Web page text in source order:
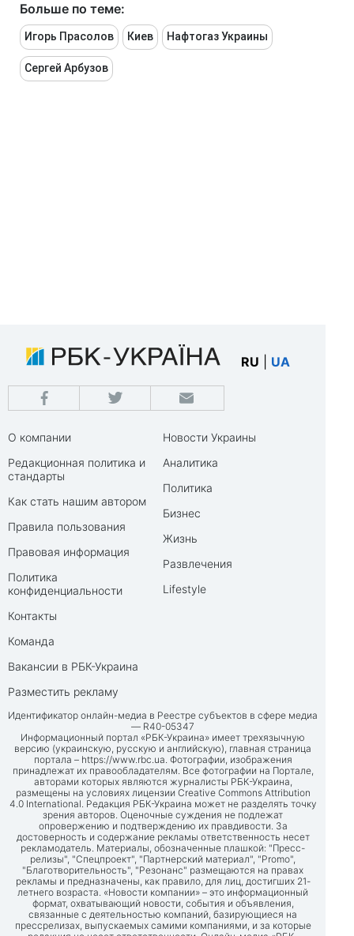
Больше по теме:
Игорь Прасолов Киев Нафтогаз Украины
Сергей Арбузов
RU UA
О компании
Редакционная политика и
стандарты
Как стать нашим автором
Правила пользования
Правовая информация
Политика
конфиденциальности
Контакты
Команда
Вакансии в РБК-Украина
Разместить рекламу
Новости Украины
Аналитика
Политика
Бизнес
Жизнь
Развлечения
Lifestyle
Идентификатор онлайн-медиа в Реестре субъектов в сфере медиа
— R40-05347
Информационный портал «РБК-Украина» имеет трехязычную
версию (украинскую, русскую и английскую), главная страница
портала – https://www.rbc.ua. Фотографии, изображения
принадлежат их правообладателям. Все фотографии на Портале,
авторами которых являются журналисты РБК-Украина,
размещены на условиях лицензии Creative Commons Attribution
4.0 International. Редакция РБК-Украина может не разделять точку
зрения авторов. Оценочные суждения не подлежат
опровержению и подтверждению их правдивости. За
достоверность и содержание рекламы ответственность несет
рекламодатель. Материалы, обозначенные плашкой: "Пресс-
релизы", "Спецпроект", "Партнерский материал", "Promo",
"Благотворительность", "Резонанс" размещаются на правах
рекламы и предназначены, как правило, для лиц, достигших 21-
летнего возраста. «Новости компании» – это информационный
формат, охватывающий новости, события и объявления,
связанные с деятельностью компаний, базирующиеся на
прессрелизах, выпускаемых самими компаниями, и за которые